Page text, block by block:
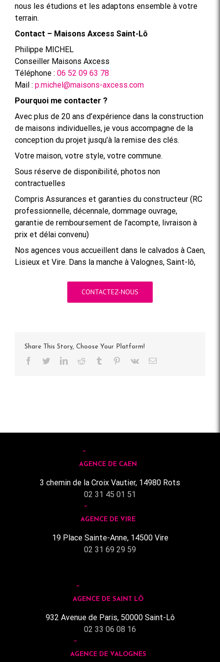
nous les étudions et les adaptons ensemble à votre
terrain.
Contact – Maisons Axcess Saint-Lô
Philippe MICHEL
Conseiller Maisons Axcess
Téléphone : 06 52 09 63 78
Mail : p.michel@maisons-axcess.com
Pourquoi me contacter ?
Avec plus de 20 ans d’expérience dans la construction
de maisons individuelles, je vous accompagne de la
conception du projet jusqu’à la remise des clés.
Votre maison, votre style, votre commune.
Sous réserve de disponibilité, photos non
contractuelles
Compris Assurances et garanties du constructeur (RC
professionnelle, décennale, dommage ouvrage,
garantie de remboursement de l’acompte, livraison à
prix et délai convenu)
Nos agences vous accueillent dans le calvados à Caen,
Lisieux et Vire. Dans la manche à Valognes, Saint-lô,
CONTACTEZ-NOUS
Share This Story, Choose Your Platform!
Facebook
TwitterLinkedInReddit Tumblr Pinterest
Vk Email
AGENCE DE CAEN
3 chemin de la Croix Vautier, 14980 Rots
02 31 45 01 51
AGENCE DE VIRE
19 Place Sainte-Anne, 14500 Vire
02 31 69 29 59
AGENCE DE SAINT LÔ
932 Avenue de Paris, 50000 Saint-Lô
02 33 06 08 16
AGENCE DE VALOGNES